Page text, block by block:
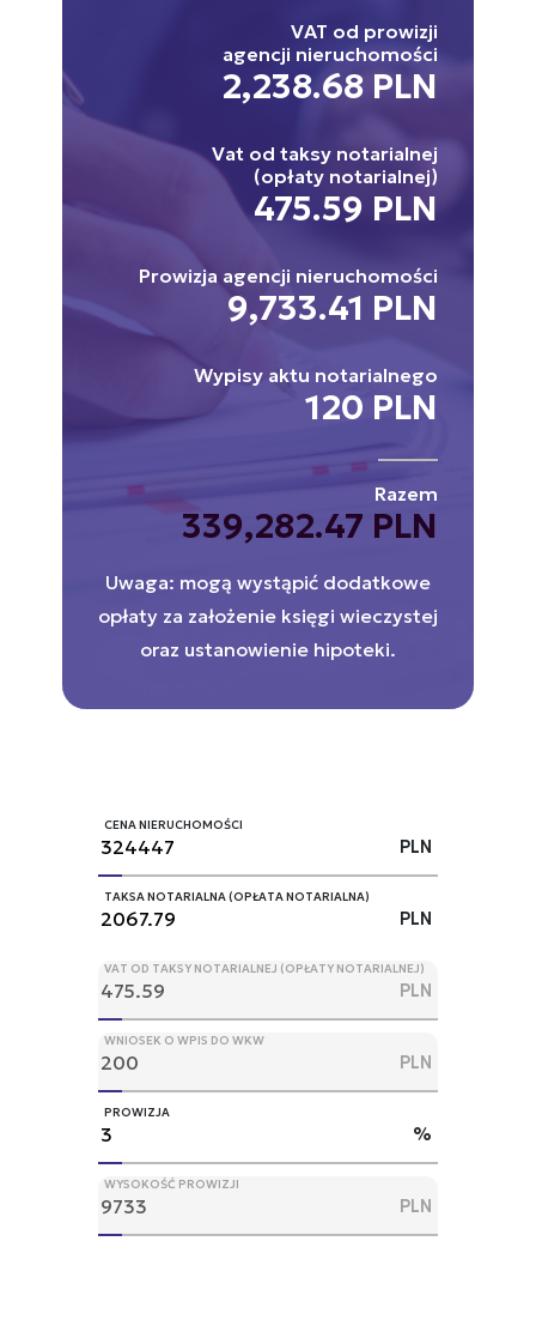
VAT od prowizji
agencji nieruchomości
2,238.68 PLN
Vat od taksy notarialnej
(opłaty notarialnej)
475.59 PLN
Prowizja agencji nieruchomości
9,733.41 PLN
Wypisy aktu notarialnego
120 PLN
Razem
339,282.47 PLN
Uwaga: mogą wystąpić dodatkowe
opłaty za założenie księgi wieczystej
oraz ustanowienie hipoteki.
CENA NIERUCHOMOŚCI
PLN
TAKSA NOTARIALNA (OPŁATA NOTARIALNA)
PLN
VAT OD TAKSY NOTARIALNEJ (OPŁATY NOTARIALNEJ)
PLN
WNIOSEK O WPIS DO WKW
PLN
PROWIZJA
%
WYSOKOŚĆ PROWIZJI
PLN